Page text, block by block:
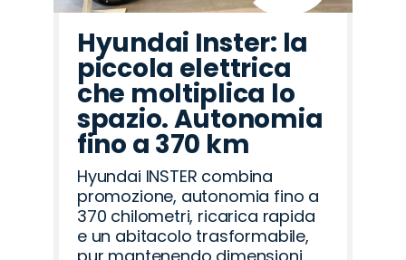
Hyundai Inster: la
piccola elettrica
che moltiplica lo
spazio. Autonomia
fino a 370 km
Hyundai INSTER combina
promozione, autonomia fino a
370 chilometri, ricarica rapida
e un abitacolo trasformabile,